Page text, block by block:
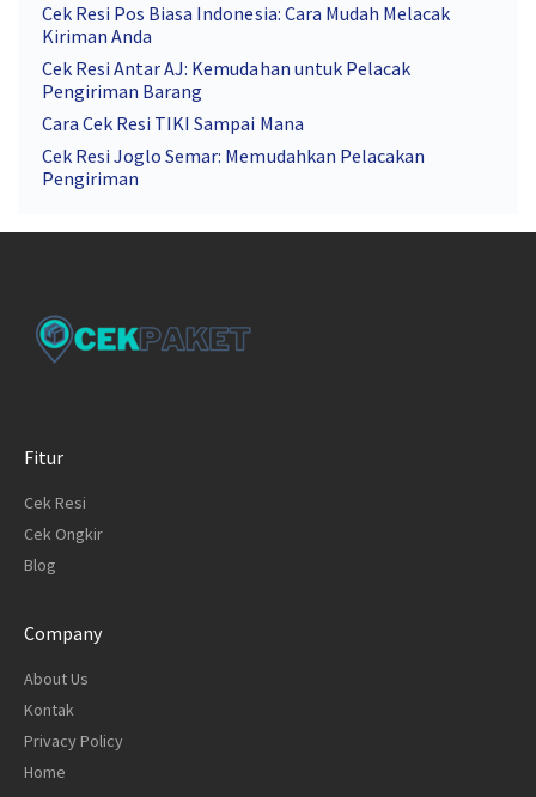
Cek Resi Pos Biasa Indonesia: Cara Mudah Melacak
Kiriman Anda
Cek Resi Antar AJ: Kemudahan untuk Pelacak
Pengiriman Barang
Cara Cek Resi TIKI Sampai Mana
Cek Resi Joglo Semar: Memudahkan Pelacakan
Pengiriman
Fitur
Cek Resi
Cek Ongkir
Blog
Company
About Us
Kontak
Privacy Policy
Home